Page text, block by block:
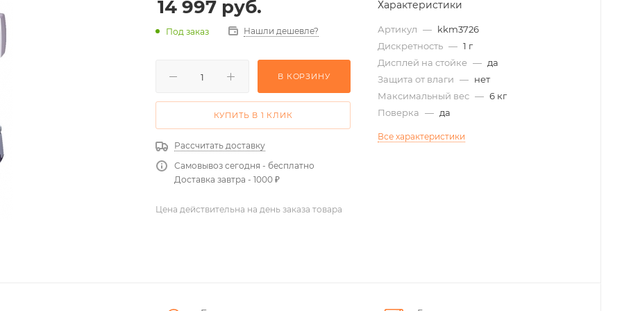
14 997 руб.
Под заказ Нашли дешевле?
В КОРЗИНУ
КУПИТЬ В 1 КЛИК
Рассчитать доставку
Самовывоз сегодня - бесплатно
Доставка завтра - 1000 ₽
Характеристики
Артикул — kkm3726
Дискретность — 1 г
Дисплей на стойке — да
Защита от влаги — нет
Максимальный вес — 6 кг
Поверка — да
Все характеристики
Цена действительна на день заказа товара